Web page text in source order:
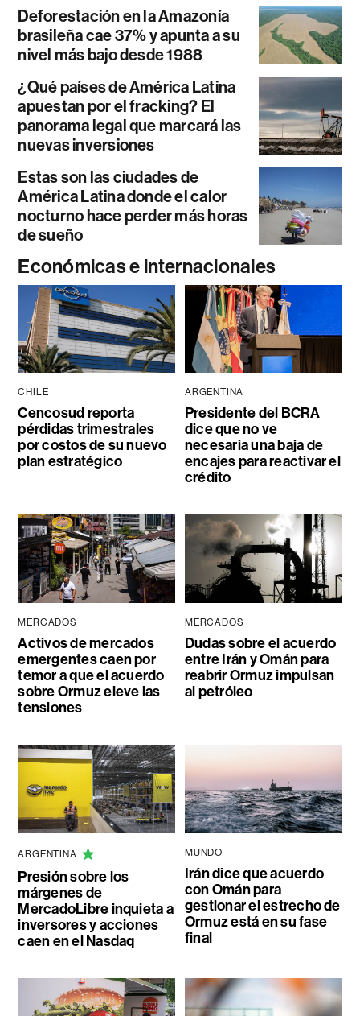
Deforestación en la Amazonía
brasileña cae 37% y apunta a su
nivel más bajo desde 1988
¿Qué países de América Latina
apuestan por el fracking? El
panorama legal que marcará las
nuevas inversiones
Estas son las ciudades de
América Latina donde el calor
nocturno hace perder más horas
de sueño
Económicas e internacionales
CHILE
Cencosud reporta
pérdidas trimestrales
por costos de su nuevo
plan estratégico
ARGENTINA
Presidente del BCRA
dice que no ve
necesaria una baja de
encajes para reactivar el
crédito
MERCADOS
Activos de mercados
emergentes caen por
temor a que el acuerdo
sobre Ormuz eleve las
tensiones
MERCADOS
Dudas sobre el acuerdo
entre Irán y Omán para
reabrir Ormuz impulsan
al petróleo
ARGENTINA
Presión sobre los
márgenes de
MercadoLibre inquieta a
inversores y acciones
caen en el Nasdaq
MUNDO
Irán dice que acuerdo
con Omán para
gestionar el estrecho de
Ormuz está en su fase
final